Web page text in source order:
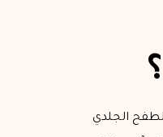
الجلدي